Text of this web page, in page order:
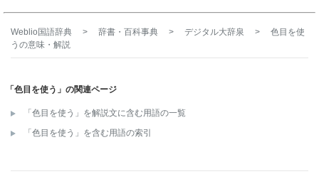
Weblio国語辞典 > 辞書・百科事典 > デジタル大辞泉 >
色目を使
う の意味・解説
「色目を使う」の関連ページ
「色目を使う」を解説文に含む用語の一覧
「色目を使う」を含む用語の索引